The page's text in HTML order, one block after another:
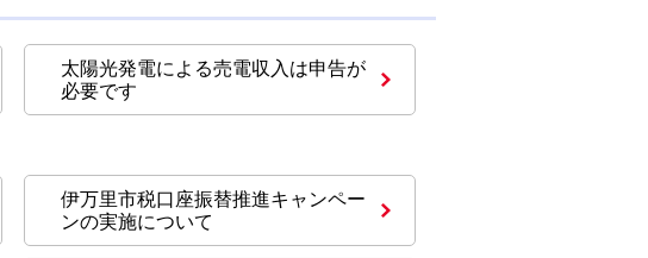
太陽光発電による売電収入は申告が
必要です
伊万里市税口座振替推進キャンペー
ンの実施について